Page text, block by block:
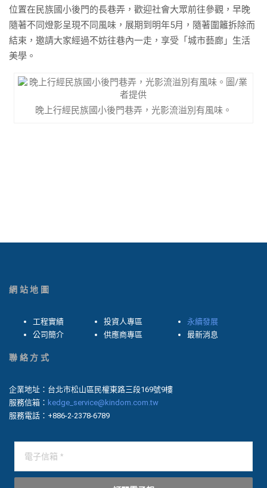
位置在民族國小後門的長巷弄，歡迎社會大眾前往參觀，早晚
隨著不同燈影呈現不同風味，展期到明年5月，隨著圍籬拆除而
結束，邀請大家經過不妨往巷內一走，享受「城市藝廊」生活
美學。
晚上行經民族國小後門巷弄，光影流溢別有風味。
網站地圖
工程實績
公司簡介
投資人專區
供應商專區
永續發展
最新消息
聯絡方式
企業地址：台北市松山區民權東路三段169號9樓
服務信箱： kedge_service@kindom.com.tw
服務電話：+886-2-2378-6789